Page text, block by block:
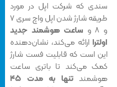
سندی که شرکت اپل در مورد
طریقه شارژ شدن اپل واچ سری ۷
ساعت هوشمند جدید
ارائه می‌کند، نشان‌دهنده
این است که قابلیت فست شارژ
کمک می‌کند تا باتری ساعت
هوشمند
تنها به مدت ۴۵